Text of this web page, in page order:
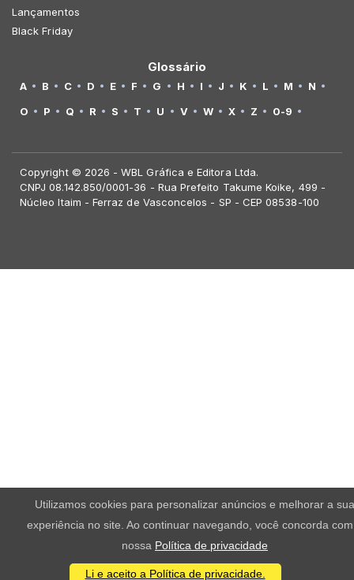
Lançamentos
Black Friday
Glossário
A B C D E F G H I J K L M
N
O
P Q R S T U V W X Z 0-9
Copyright © 2026 - WBL Gráfica e Editora Ltda.
CNPJ 08.142.850/0001-36 - Rua Prefeito Takume Koike, 499 -
Núcleo Itaim - Ferraz de Vasconcelos - SP - CEP 08538-100
Utilizamos cookies para personalizar anúncios e melhorar a sua
experiência no site. Ao continuar navegando, você concorda
nossa Política de privacidade
Li e aceito a Política de privacidade.